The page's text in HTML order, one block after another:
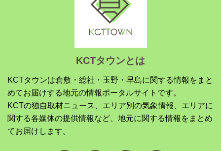
KCTタウンとは
KCTタウンは倉敷・総社・玉野・早島に関する情報をまと
めてお届けする地元の情報ポータルサイトです。
KCTの独自取材ニュース、エリア別の気象情報、エリアに
関する各媒体の提供情報など、地元に関する情報をまとめ
てお届けします。